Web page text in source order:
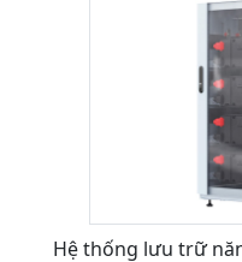
Hệ thống lưu trữ